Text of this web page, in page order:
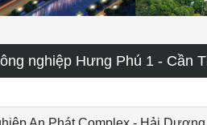
nghiệp Hưng Phú 1 - Cần